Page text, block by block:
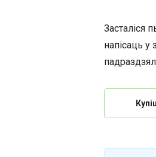
Засталіся
напісаць